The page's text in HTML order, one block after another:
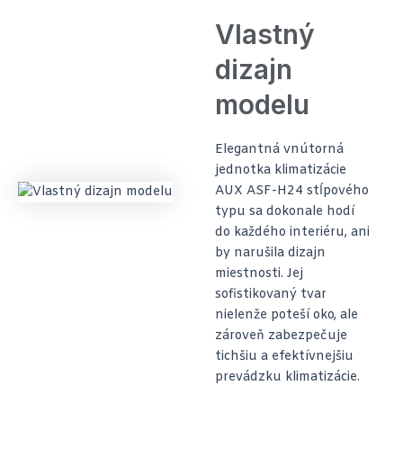
Vlastný
dizajn
modelu
Elegantná vnútorná
jednotka klimatizácie
AUX ASF-H24 stĺpového
typu sa dokonale hodí
do každého interiéru, ani
by narušila dizajn
miestnosti. Jej
sofistikovaný tvar
nielenže poteší oko, ale
zároveň zabezpečuje
tichšiu a efektívnejšiu
prevádzku klimatizácie.